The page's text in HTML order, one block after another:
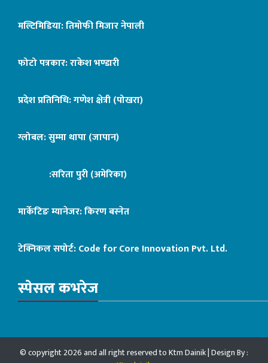
मल्टिमिडिया: तिमोफी मिजार नेपाली
फोटो पत्रकार: राकेश भण्डारी
प्रदेश प्रतिनिधि: गणेश क्षेत्री (पोखरा)
ग्लोबल: सुम्मा थापा (जापान)
:सरिता पुरी (अमेरिका)
मार्केटिङ म्यानेजर: किरण बस्नेत
टेक्निकल सपोर्ट:Code for Core Innovation Pvt. Ltd.
स्पेसल कभरेज
© copyright 2026 and all right reserved to Ktm Dainik | Design By :